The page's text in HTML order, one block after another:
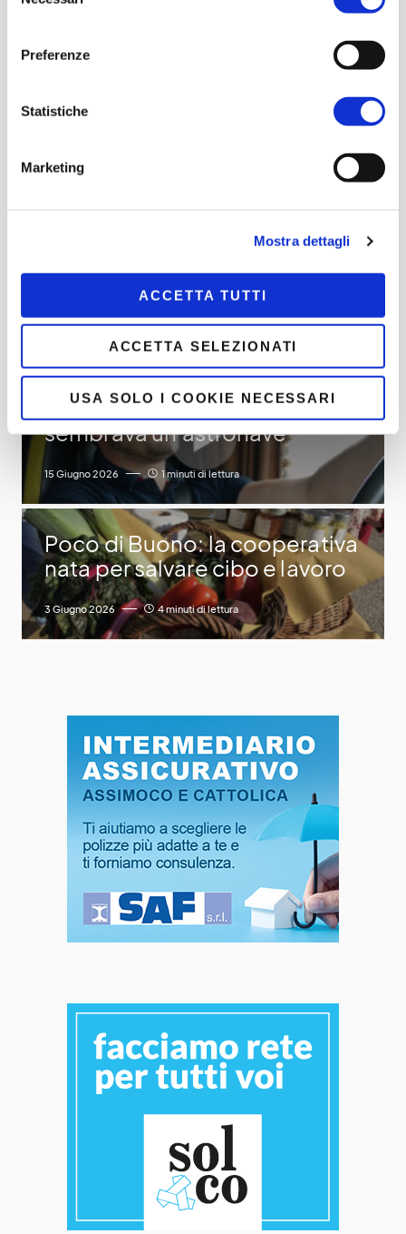
Preferenze
Statistiche
Marketing
Mostra dettagli
ACCETTA TUTTI
ACCETTA SELEZIONATI
USA SOLO I COOKIE NECESSARI
INVIA
“Intanto ricamo”
L’asilo salvato dall’alluvione
compie 100 anni
17 Giugno 2026 3 minuti di lettura
[VIDEO] “Il camion mi
sembrava un’astronave”
15 Giugno 2026 1 minuti di lettura
Poco di Buono: la cooperativa
nata per salvare cibo e lavoro
3 Giugno 2026 4 minuti di lettura